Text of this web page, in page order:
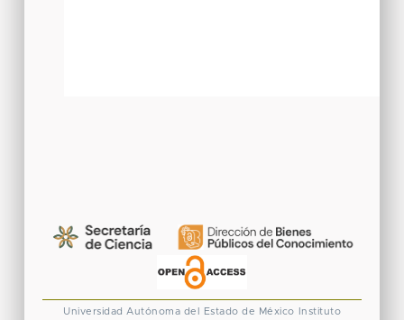
Universidad Autónoma del Estado de México Instituto